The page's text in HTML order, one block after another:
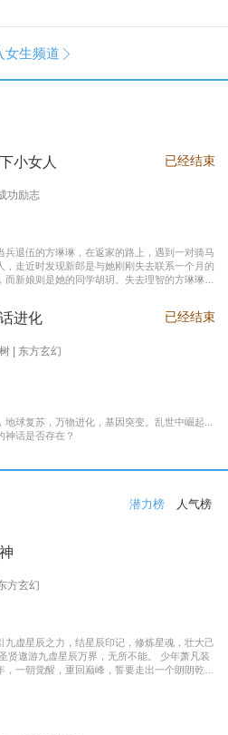
女生频道 
小女人
功励志
兵退伍的方琳琳，在返家的路上，遇到一对骑马
，走近时发现新郎是与她刚刚失去联系一个月的
而新娘则是她的同学胡玥。失去理智的方琳琳，
发作，住进了医院。方琳琳最后决心到大城市发
辛，是无数曾经脱下军装回到社会的退伍军人遭
一。方琳琳开过大货车、当过女保安、当过私人
已经结束
进化
| 东方玄幻
地球复苏，万物进化，基因突变。乱世中崛起...
神话是否存在？
已经结束
潜力榜 人气榜
方玄幻
九虚星辰之力，结星辰印记，修炼星魂，壮大己
贤遨游九虚星辰万界，无所不能。 少年萧凡装
，一朝觉醒，重回巅峰，誓要走出一个朗朗乾